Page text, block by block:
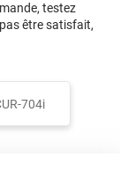
testez
être satisfait,
704i